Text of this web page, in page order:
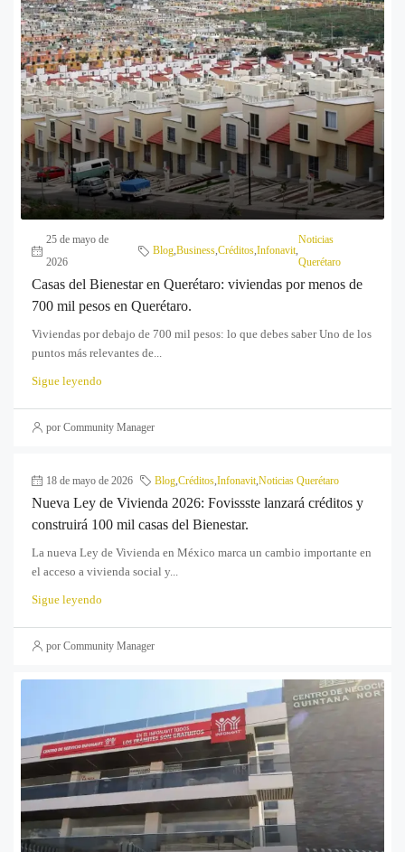
25 de mayo de
2026
Blog,Business,Créditos,Infonavit,
Noticias
Querétaro
Casas del Bienestar en Querétaro: viviendas por menos de
700 mil pesos en Querétaro.
Viviendas por debajo de 700 mil pesos: lo que debes saber Uno de los
puntos más relevantes de...
Sigue leyendo
por Community Manager
18 de mayo de 2026 Blog Créditos Infonavit Noticias Querétaro
Nueva Ley de Vivienda 2026: Fovissste lanzará créditos y
construirá 100 mil casas del Bienestar.
La nueva Ley de Vivienda en México marca un cambio importante en
el acceso a vivienda social y...
Sigue leyendo
por Community Manager